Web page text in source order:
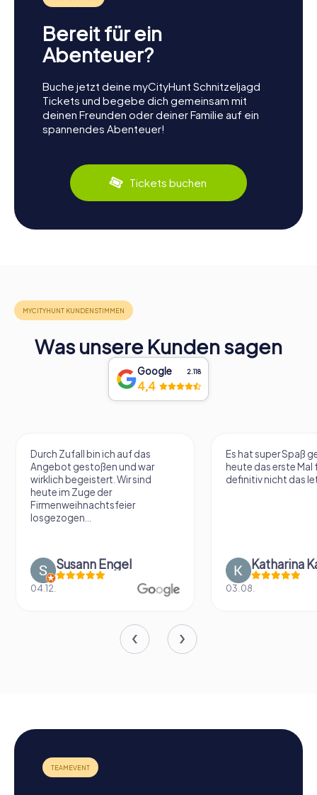
Bereit für ein
Abenteuer?
Buche jetzt deine myCityHunt Schnitzeljagd
Tickets und begebe dich gemeinsam mit
deinen Freunden oder deiner Familie auf ein
spannendes Abenteuer!
Tickets buchen
Was unsere Kunden sagen
Google 2.118
4,4
Durch Zufall bin ich auf das
Angebot gestoßen und war
wirklich begeistert. Wir sind
heute im Zuge der
Firmenweihnachtsfeier
losgezogen...
Susann Engel
04.12.
Es hat super Spaß
heute das erste Mal
definitiv nicht das
Katharina
03.08.